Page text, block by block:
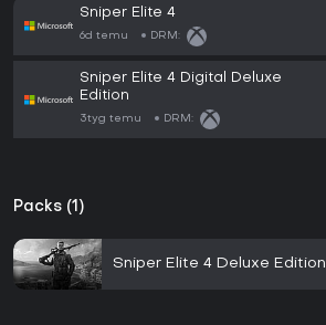
Sniper Elite 4
6d temu DRM:
Sniper Elite 4 Digital Deluxe
Edition
3tyg temu DRM:
Packs (1)
Sniper Elite 4 Deluxe Edition